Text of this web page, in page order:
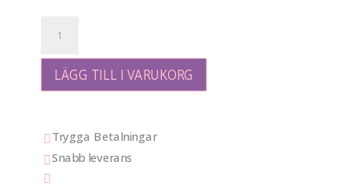
Multi
mängd
LÄGG TILL I VARUKORG
Trygga Betalningar
Snabb leverans
